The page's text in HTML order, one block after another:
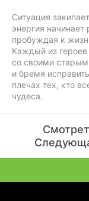
Ситуация
энергия начинает
пробуждая к
Каждый из героев
со своими
и бремя
плечах тех, кто
чудеса.